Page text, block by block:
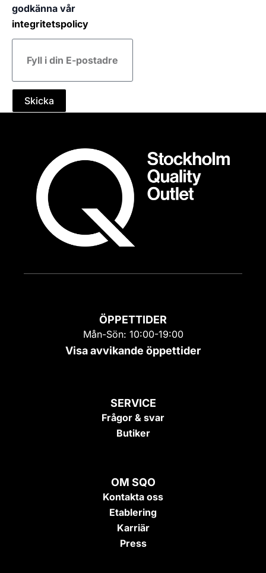
godkänna vår
integritetspolicy
E-
post
Skicka
ÖPPETTIDER
Mån-Sön: 10:00-19:00
Visa avvikande öppettider
SERVICE
Frågor & svar
Butiker
OM SQO
Kontakta oss
Etablering
Karriär
Press